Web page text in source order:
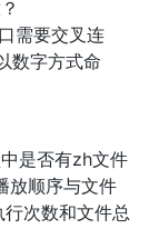
需要交叉连
数字方式命
是否有zh文件
放顺序与文件
次数和文件总